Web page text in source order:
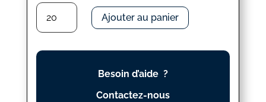
quantité
BELLES
ETRANGERES
Ajouter au panier
Besoin d’aide ?
Contactez-nous